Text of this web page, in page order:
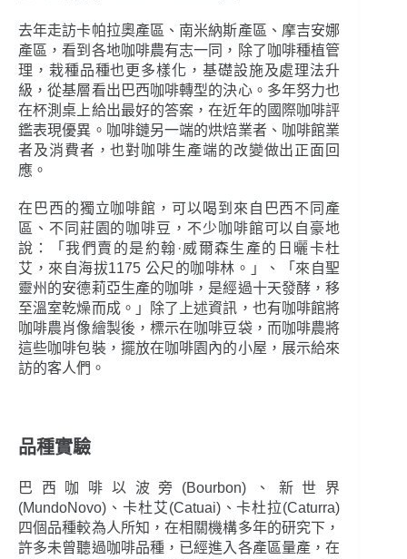
去年走訪卡帕拉奧產區、南米納斯產區、摩吉安娜
產區，看到各地咖啡農有志一同，除了咖啡種植管
理，栽種品種也更多樣化，基礎設施及處理法升
級，從基層看出巴西咖啡轉型的決心。多年努力也
在杯測桌上給出最好的答案，在近年的國際咖啡評
鑑表現優異。咖啡鏈另一端的烘焙業者、咖啡館業
者及消費者，也對咖啡生產端的改變做出正面回
應。
在巴西的獨立咖啡館，可以喝到來自巴西不同產
區、不同莊園的咖啡豆，不少咖啡館可以自豪地
說：「我們賣的是約翰·威爾森生產的日曬卡杜
艾，來自海拔1175 公尺的咖啡林。」、「來自聖
靈州的安德莉亞生產的咖啡，是經過十天發酵，移
至溫室乾燥而成。」除了上述資訊，也有咖啡館將
咖啡農肖像繪製後，標示在咖啡豆袋，而咖啡農將
這些咖啡包裝，擺放在咖啡園內的小屋，展示給來
訪的客人們。
品種實驗
巴西咖啡以波旁(Bourbon)、新世界
(MundoNovo)、卡杜艾(Catuai)、卡杜拉(Caturra)
四個品種較為人所知，在相關機構多年的研究下，
許多未曾聽過咖啡品種，已經進入各產區量產，在